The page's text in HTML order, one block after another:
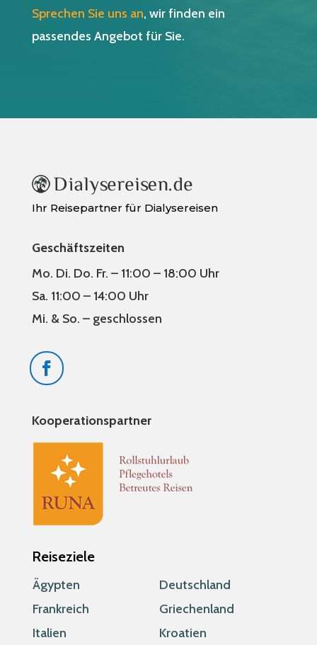
Sprechen Sie uns an, wir finden ein
passendes Angebot für Sie.
Ihr Reisepartner für Dialysereisen
Geschäftszeiten
Mo. Di. Do. Fr. – 11:00 – 18:00 Uhr
Sa. 11:00 – 14:00 Uhr
Mi. & So. – geschlossen
Kooperationspartner
Reiseziele
Ägypten
Deutschland
Frankreich
Griechenland
Italien
Kroatien